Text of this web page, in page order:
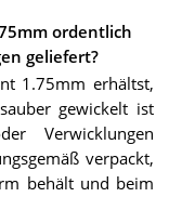
ordentlich
geliefert?
1.75mm erhältst,
gewickelt ist
Verwicklungen
verpackt,
behält und beim